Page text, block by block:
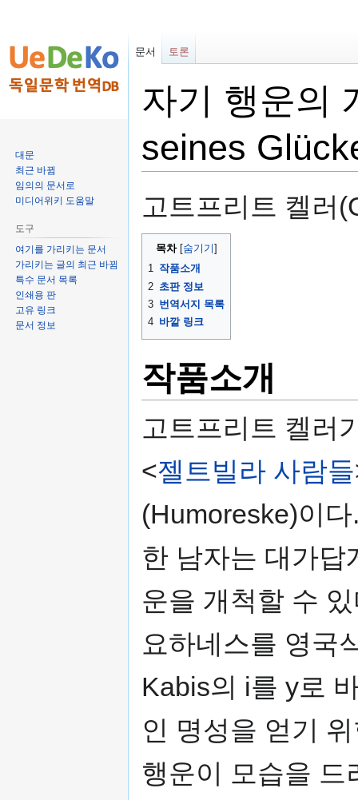
자기 행운의
seines
로
가
기
가
기
고트프리트 켈러
목차
1 작품소개
2 초판 정보
3 번역서지 목록
4 바깥 링크
작품소개
고트프리트 켈러
<젤트빌라 사람들
(Humoreske)이
한 남자는 대가답
운을 개척할 수
요하네스를 영국
Kabis의 i를 y로
인 명성을 얻기
행운이 모습을 드
문서 토론
대문
최근 바뀜
임의의 문서로
미디어위키 도움말
도구
여기를 가리키는 문서
가리키는 글의 최근 바뀜
특수 문서 목록
인쇄용 판
고유 링크
문서 정보